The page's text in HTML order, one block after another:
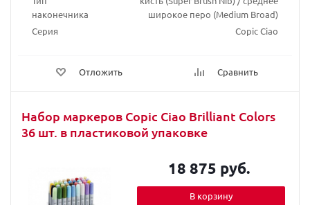
наконечника
широкое перо (Medium Broad)
Серия
Copic Ciao
Отложить Сравнить
Набор маркеров Copic Ciao Brilliant Colors
36 шт. в пластиковой упаковке
18 875 руб.
В корзину